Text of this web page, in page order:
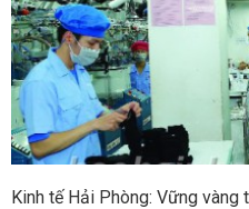
Kinh tế Hải Phòng: Vững vàng